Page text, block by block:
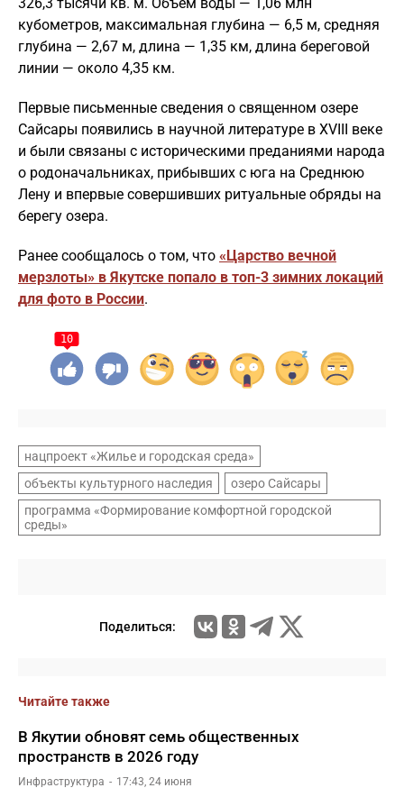
кубометров, максимальная глубина — 6,5 м, средняя
глубина — 2,67 м, длина — 1,35 км, длина береговой
линии — около 4,35 км.
Первые письменные сведения о священном озере
Сайсары появились в научной литературе в XVIII веке
и были связаны с историческими преданиями народа
о родоначальниках, прибывших с юга на Среднюю
Лену и впервые совершивших ритуальные обряды на
берегу озера.
Ранее сообщалось о том, что «Царство вечной
мерзлоты» в Якутске попало в топ-3 зимних локаций
для фото в России.
10
нацпроект «Жилье и городская среда»
объекты культурного наследия
озеро Сайсары
программа «Формирование комфортной городской
среды»
Поделиться:
Читайте также
В Якутии обновят семь общественных
пространств в 2026 году
Инфраструктура 17:43, 24 июня